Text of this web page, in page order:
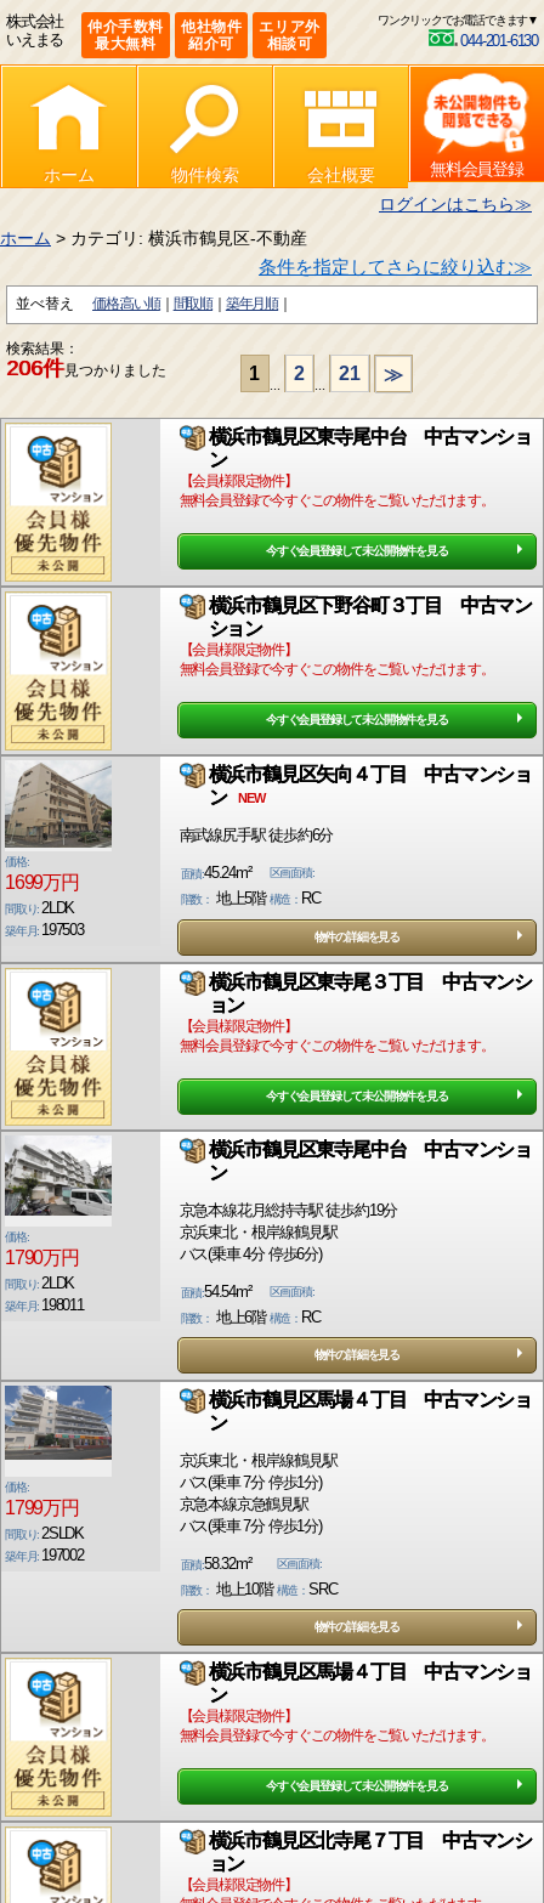
株式会社
いえまる
仲介手数料
最大無料
他社物件
紹介可
エリア外
相談可
ワンクリックでお電話できます▼
044-201-6130
ホーム 物件検索 会社概要
無料会員登録
ログインはこちら≫
ホーム > カテゴリ: 横浜市鶴見区-不動産
条件を指定してさらに絞り込む≫
並べ替え 価格:高い順 間取順 築年月順
検索結果：
206件見つかりました 1
...
2
...
21 ≫
横浜市鶴見区東寺尾中台 中古マンショ
ン
【会員様限定物件】
無料会員登録で今すぐこの物件をご覧いただけます。
今すぐ会員登録して未公開物件を見る
横浜市鶴見区下野谷町３丁目 中古マン
ション
【会員様限定物件】
無料会員登録で今すぐこの物件をご覧いただけます。
今すぐ会員登録して未公開物件を見る
価格:
1699万円
間取り: 2LDK
築年月: 197503
横浜市鶴見区矢向４丁目 中古マンショ
ン
NEW
南武線尻手駅 徒歩約6分
面積:45.24m²
区画面積:
階数： 地上5階 構造： RC
物件の詳細を見る
横浜市鶴見区東寺尾３丁目 中古マンシ
ョン
【会員様限定物件】
無料会員登録で今すぐこの物件をご覧いただけます。
今すぐ会員登録して未公開物件を見る
価格:
1790万円
間取り:2LDK
築年月: 198011
横浜市鶴見区東寺尾中台 中古マンショ
ン
京急本線花月総持寺駅 徒歩約19分
京浜東北・根岸線鶴見駅
バス(乗車 4分 停歩6分)
面積:54.54m²
区画面積:
階数： 地上6階 構造： RC
物件の詳細を見る
価格:
1799万円
間取り:2SLDK
築年月: 197002
横浜市鶴見区馬場４丁目 中古マンショ
ン
京浜東北・根岸線鶴見駅
バス(乗車 7分 停歩1分)
京急本線京急鶴見駅
バス(乗車 7分 停歩1分)
面積:58.32m²
区画面積:
階数： 地上10階 構造：SRC
物件の詳細を見る
横浜市鶴見区馬場４丁目 中古マンショ
ン
【会員様限定物件】
無料会員登録で今すぐこの物件をご覧いただけます。
今すぐ会員登録して未公開物件を見る
横浜市鶴見区北寺尾７丁目 中古マンシ
ョン
【会員様限定物件】